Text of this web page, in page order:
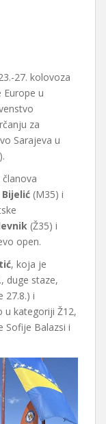
27. kolovoza
Europe u
za
Sarajeva u
(M35) i
(Ž35) i
open.
, koja je
duge staze,
27.8.) i
kategoriji Ž12,
Sofije Balazsi i